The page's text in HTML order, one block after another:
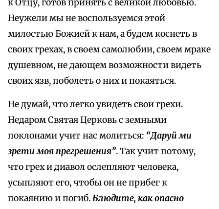
к Отцу, готов принять с великой любовью.
Неужели мы не воспользуемся этой
милостью Божией к нам, а будем коснеть в
своих грехах, в своем самолюбии, своем мраке
душевном, не дающем возможности видеть
своих язв, поболеть о них и покаяться.
Не думай, что легко увидеть свои грехи.
Недаром Святая Церковь с земными
поклонами учит нас молиться: “Даруй ми
зрети моя прегрешения”. Так учит потому,
что грех и диавол ослепляют человека,
усыпляют его, чтобы он не прибег к
покаянию и погиб.Блюдите, как опасно